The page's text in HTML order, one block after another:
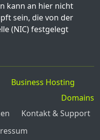
kann an hier nicht
sein, die von der
(NIC) festgelegt
Business Hosting
Domains
Kontakt & Support